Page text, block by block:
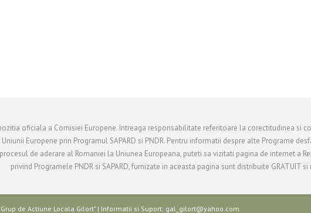
oficiala a Comisiei Europene. Intreaga responsabilitate referitoare la corectitudinea si
Europene prin Programul SAPARD si PNDR. Pentru informatii despre alte Programe
de aderare al Romaniei la Uniunea Europeana, puteti sa vizitati pagina de internet a
privind Programele PNDR si SAPARD, furnizate in aceasta pagina sunt distribuite GRATUIT
de Actiune Locala Gilort" | Informatii si Suport: gal_gilort@yahoo.com